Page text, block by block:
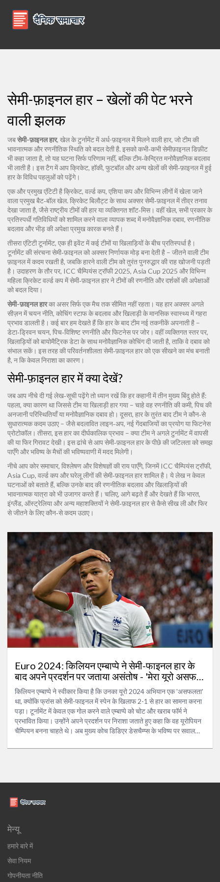
सेमी-फ़ाइनल हार – खेलों की पेट भरने
वाली झलक
जबसेमी-फ़ाइनल हार, खेल के टुर्नामेंट में अर्ध-फ़ाइनल में मिलने वाली हार, जो टीम की
भावनात्मक और रणनीतिक स्थिति को बदल देती है. इसको कभी‑कभीसेमीफ़ाइनल डिफ़ीट
भी कहा जाता है, तो यह घटना सिर्फ परिणाम नहीं, बल्कि टीम‑केन्द्रित मनोवैज्ञानिक बदलाव
भी लाती है। इस टैग में आप क्रिकेट, हॉकी, फुटबॉल और अन्य खेलों की सेमी‑फ़ाइनल में हुई
हार के विविध पहलुओं को पढ़ेंगे।
एक और प्रमुख एंटिटी हैक्रिकेट, वर्ल्ड कप, एशिया कप और विभिन्न लीगों में खेला जाने
वाला प्रमुख बैट‑बॉल खेल. क्रिकेटबिलौट्टके साथ अक्सर सेमी‑फ़ाइनल में तीव्र तनाव
देखा जाता है, जैसे राष्ट्रीय टीमों की हार या व्यक्तिगत शॉट‑मिस। वहींखेल, सभी प्रकार के
प्रतिस्पर्धी गतिविधियों को शामिल करने वाला व्यापक शब्दमें मनोवैज्ञानिक दबाव, रणनीतिक
बदलाव और भीड़ की अपेक्षा प्रमुख कारक बनते हैं।
तीसरा एंटिटीटूर्नामेंट, एक ही इवेंट में कई टीमों या खिलाड़ियों के बीच प्रतिस्पर्धाहै।
टूर्नामेंट की संरचना सेमी‑फ़ाइनल को अक्सर निर्णायक मोड़ बना देती है – जीतने वाली टीम
फ़ाइनल में कदम रखती है, जबकि हारने वाली टीम को तुरंत पुनरुद्धार की राह खोजनी पड़ती
है। उदाहरण के तौर पर, ICC चैम्पियंस ट्रॉफी 2025, Asia Cup 2025 और विभिन्न
महिला क्रिकेट वर्ल्ड कप में सेमी‑फ़ाइनल हार ने टीमों की रणनीति और दर्शकों की अपेक्षाओं
को बदल दिया।
सेमी-फ़ाइनल हारका असर सिर्फ एक मैच तक सीमित नहीं रहता। यह हार अक्सर अगले
सीज़न में चयन नीति, कोचिंग स्टाफ के बदलाव और खिलाड़ी के मानसिक स्वास्थ्य में गहरा
प्रभाव डालती है। कई बार हम देखते हैं कि हार के बाद टीम नई तकनीकें अपनाती है –
डेटा‑ड्रिवन चयन, पिच‑विशिष्ट रणनीति और फिटनेस पर जोर। वहीं व्यक्तिगत स्तर पर,
खिलाड़ियों को बायोमैट्रिक डेटा के साथ मनोवैज्ञानिक कोचिंग दी जाती है, ताकि वे दबाव को
संभाल सकें। इस तरह की परिवर्तनशीलता सेमी‑फ़ाइनल हार को एक सीखने का मंच बनाती
है, न कि केवल निराशा का कारण।
सेमी‑फ़ाइनल हार में क्या देखें?
जब आप नीचे दी गई लेख‐सूची पढ़ेंगे तो ध्यान रखें कि हर कहानी में तीन मुख्य बिंदु होते हैं:
पहला, क्या कारण था जिससे टीम या खिलाड़ी हार गया – चाहे वह रणनीति की कमी, पिच की
अनजानी परिस्थितियाँ या मनोवैज्ञानिक दबाव हो। दूसरा, हार के तुरंत बाद टीम ने कौन‑से
सुधारात्मक कदम उठाए – जैसे बदलावित लाइन‑अप, नई गेंदबाजियों का प्रयोग या फिटनेस
प्रोटोकॉल। तीसरा, इस हार का दीर्घकालिक प्रभाव – क्या टीम ने अगले टुर्नामेंट में वापसी
की या फिर गिरावट देखी। इस ढांचे से आप सेमी‑फ़ाइनल हार के पीछे की जटिलता को समझ
पाएँगे और भविष्य के मैचों की भविष्यवाणी में मदद मिलेगी।
नीचे आप कोर समाचार, विश्लेषण और विशेषज्ञों की राय पाएँगे, जिनमें ICC चैम्पियंस ट्रॉफी,
Asia Cup, वर्ल्ड कप और घरेलू लीगों की सेमी‑फ़ाइनल हार शामिल है। ये लेख न केवल
घटनाओं को बताते हैं, बल्कि उनके बाद की रणनीतिक बदलाव और खिलाड़ियों की
भावनात्मक यात्रा को भी उजागर करते हैं। चलिए, आगे बढ़ते हैं और देखते हैं कि भारत,
इंग्लैंड, ऑस्ट्रेलिया और अन्य महाशक्तियों ने सेमी‑फ़ाइनल हार से कैसे सीख ली और फिर
से जीतने के लिए कौन‑से कदम उठाए।
Euro 2024: किलियन एम्बाप्पे ने सेमी-फाइनल हार के
बाद अपने प्रदर्शन पर जताया असंतोष - 'मेरा यूरो असफल
रहा'
किलियन एम्बाप्पे ने स्वीकार किया है कि उनका यूरो 2024 अभियान एक 'असफलता'
था, क्योंकि फ्रांस को सेमी-फाइनल में स्पेन के खिलाफ 2-1 से हार का सामना करना
पड़ा। टूर्नामेंट में केवल एक गोल करने वाले एम्बाप्पे को चोट और खराब फॉर्म ने
प्रभावित किया। उन्होंने अपने प्रदर्शन पर निराशा जताते हुए कहा कि वह यूरोपियन
चैम्पियन बनना चाहते थे। अब मुख्य कोच डिडिएर डेसचैम्प्स के भविष्य पर सवाल
मेन्यू
हमारे बारे में
सेवा नियम
गोपनीयता नीति